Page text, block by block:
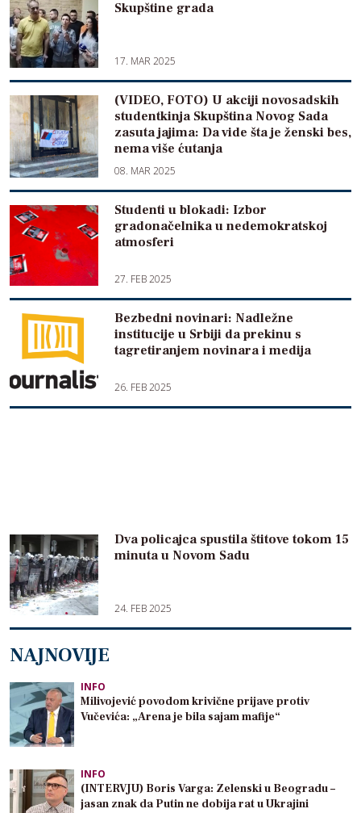
Skupštine grada
17. MAR 2025
(VIDEO, FOTO) U akciji novosadskih
studentkinja Skupština Novog Sada
zasuta jajima: Da vide šta je ženski bes,
nema više ćutanja
08. MAR 2025
Studenti u blokadi: Izbor
gradonačelnika u nedemokratskoj
atmosferi
27. FEB 2025
Bezbedni novinari: Nadležne
institucije u Srbiji da prekinu s
tagretiranjem novinara i medija
26. FEB 2025
Dva policajca spustila štitove tokom 15
minuta u Novom Sadu
24. FEB 2025
NAJNOVIJE
INFO
Milivojević povodom krivične prijave protiv
Vučevića: „Arena je bila sajam mafije“
INFO
(INTERVJU) Boris Varga: Zelenski u Beogradu –
jasan znak da Putin ne dobija rat u Ukrajini